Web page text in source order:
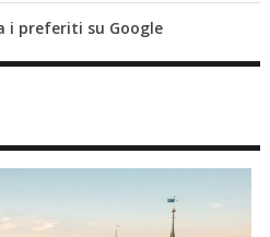
i preferiti su Google